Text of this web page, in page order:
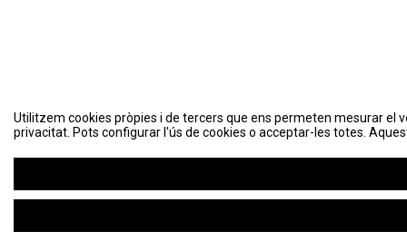
Utilitzem cookies pròpies i de tercers que ens permeten mesurar el
privacitat. Pots configurar l'ús de cookies o acceptar-les totes.
Utilitzem cookies pròpies i de tercers que ens permeten mesurar el
privacitat. Pots configurar l'ús de cookies o acceptar-les totes.